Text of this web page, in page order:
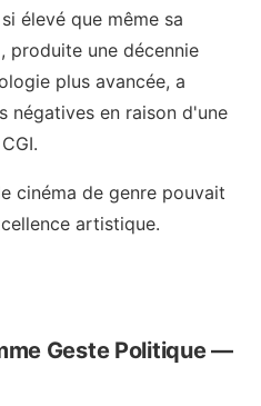
si élevé que même sa
produite une décennie
plus avancée, a
négatives en raison d'une
cinéma de genre pouvait
artistique.
Geste Politique —